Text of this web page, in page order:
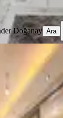
Doğanay Ara
(kiralık)
Yakınca
185 m² ·6. Kat·